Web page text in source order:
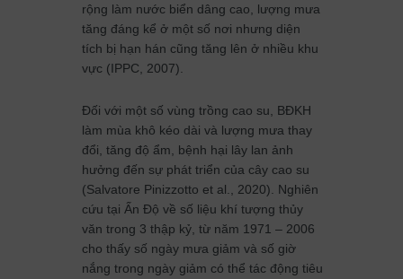
rộng làm nước biển dâng cao, lượng mưa
tăng đáng kể ở một số nơi nhưng diện
tích bị hạn hán cũng tăng lên ở nhiều khu
vực (IPPC, 2007).
Đối với một số vùng trồng cao su, BĐKH
làm mùa khô kéo dài và lượng mưa thay
đổi, tăng độ ẩm, bệnh hại lây lan ảnh
hưởng đến sự phát triển của cây cao su
(Salvatore Pinizzotto et al., 2020). Nghiên
cứu tại Ấn Độ về số liệu khí tượng thủy
văn trong 3 thập kỷ, từ năm 1971 – 2006
cho thấy số ngày mưa giảm và số giờ
nắng trong ngày giảm có thể tác động tiêu